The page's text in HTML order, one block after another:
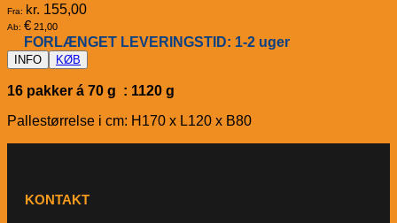
Fra: kr. 155,00
Ab: € 21,00
FORLÆNGET LEVERINGSTID: 1-2 uger
INFO KØB
16 pakker á 70 g : 1120 g
Pallestørrelse i cm: H170 x L120 x B80
KONTAKT